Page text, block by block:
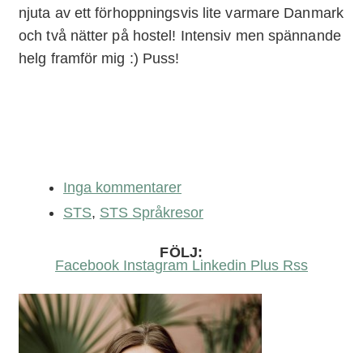
njuta av ett förhoppningsvis lite varmare Danmark
och två nätter på hostel! Intensiv men spännande
helg framför mig :) Puss!
Inga kommentarer
STS, STS Språkresor
FÖLJ:
Facebook Instagram Linkedin Plus Rss